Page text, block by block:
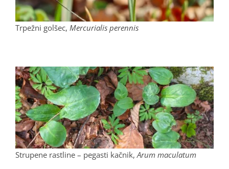
Trpežni golšec, Mercurialis perennis
Strupene rastline – pegasti kačnik, Arum maculatum